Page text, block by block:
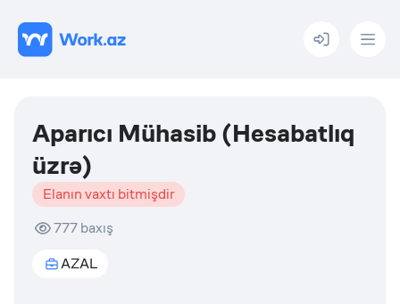
Menu
Aparıcı Mühasib (Hesabatlıq
üzrə)
Elanın vaxtı bitmişdir
777baxış
AZAL